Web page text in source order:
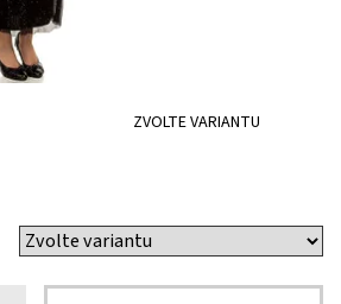
ZVOLTE VARIANTU